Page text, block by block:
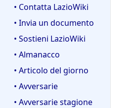
• Contatta LazioWiki
• Invia un documento
• Sostieni LazioWiki
• Almanacco
• Articolo del giorno
• Avversarie
• Avversarie stagione